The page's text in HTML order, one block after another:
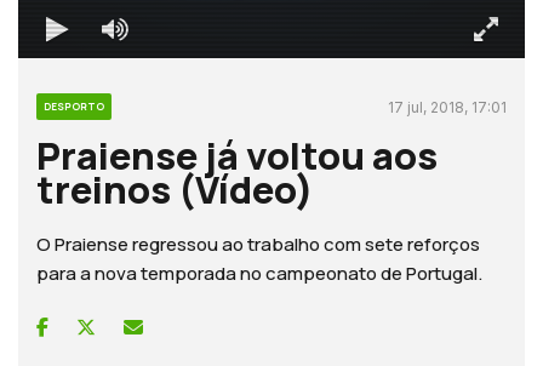
DESPORTO 17 jul, 2018, 17:01
Praiense já voltou aos
treinos (Vídeo)
O Praiense regressou ao trabalho com sete reforços
para a nova temporada no campeonato de Portugal.